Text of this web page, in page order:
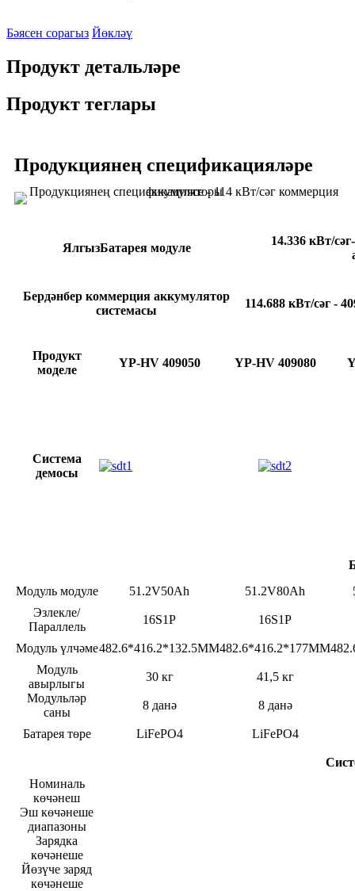
Бәясен сорагыз Йөкләү
Продукт детальләре
Продукт теглары
Продукциянең спецификацияләре
ЯлгызБатарея модуле
14.336 кВт/
Бердәнбер коммерция аккумулятор
системасы
114.688 кВт/сәг -
Продукт
моделе
YP-HV 409050 YP-HV 409080
Система
демосы
Модуль модуле
51.2V50Ah 51.2V80Ah
Эзлекле/
Параллель
16S1P 16S1P
Модуль үлчәме482.6*416.2*132.5ММ482.6*416.2*177MM
Модуль
авырлыгы
30 кг
41,5 кг
Модульләр
саны
8 данә 8 данә
Батарея төре LiFePO4 LiFePO4
Номиналь
көчәнеш
Эш көчәнеше
диапазоны
Зарядка
көчәнеше
Йөзүче заряд
көчәнеше